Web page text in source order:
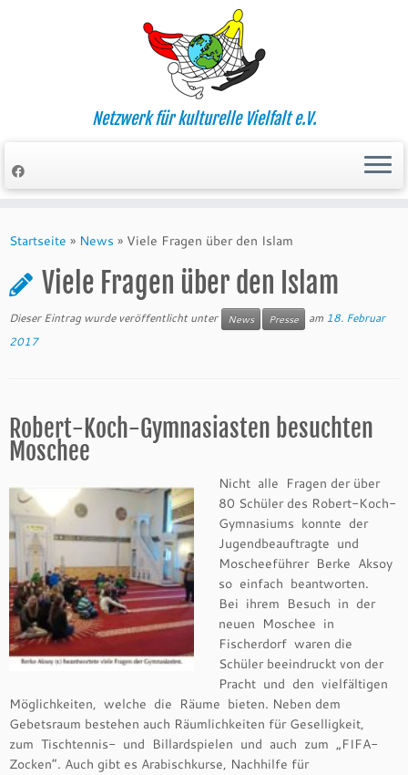
Netzwerk für kulturelle Vielfalt e.V.
Startseite » News » Viele Fragen über den Islam
Viele Fragen über den Islam
Dieser Eintrag wurde veröffentlicht unter News Presse am 18. Februar
2017
Robert-Koch-Gymnasiasten besuchten
Moschee
Nicht alle Fragen der über
80 Schüler des Robert-Koch-
Gymnasiums konnte der
Jugendbeauftragte und
Moscheeführer Berke Aksoy
so einfach beantworten.
Bei ihrem Besuch in der
neuen Moschee in
Fischerdorf waren die
Schüler beeindruckt von der
Pracht und den vielfältigen
Möglichkeiten, welche die Räume bieten. Neben dem
Gebetsraum bestehen auch Räumlichkeiten für Geselligkeit,
zum Tischtennis- und Billardspielen und auch zum „FIFA-
Zocken“. Auch gibt es Arabischkurse, Nachhilfe für